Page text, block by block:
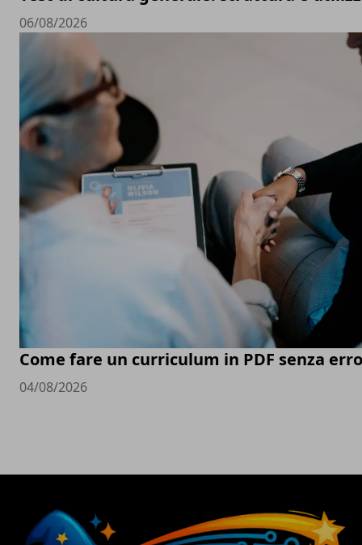
06/08/2026
Come fare un curriculum in PDF senza
04/08/2026